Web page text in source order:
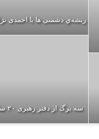
ریشه‌ي دشمنی ها با احمدی
سه برگ از دفتر رهبرى ۲۰ ساله يك حكيم